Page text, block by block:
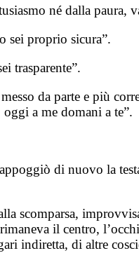
né dalla paura,
sei proprio sicura”.
trasparente”.
da parte e più
a me domani a te”.
di nuovo la
scomparsa,
il centro,
indiretta, di altre